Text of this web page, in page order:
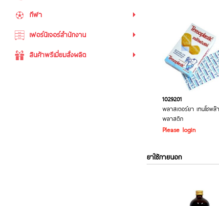
กีฬา
เฟอร์นิเจอร์สำนักงาน
สินค้าพรีเมี่ยมสั่งผลิต
1029201
พลาสเตอร์ยา เทนโซพ
พลาสติก
Please login
ยาใช้ภายนอก